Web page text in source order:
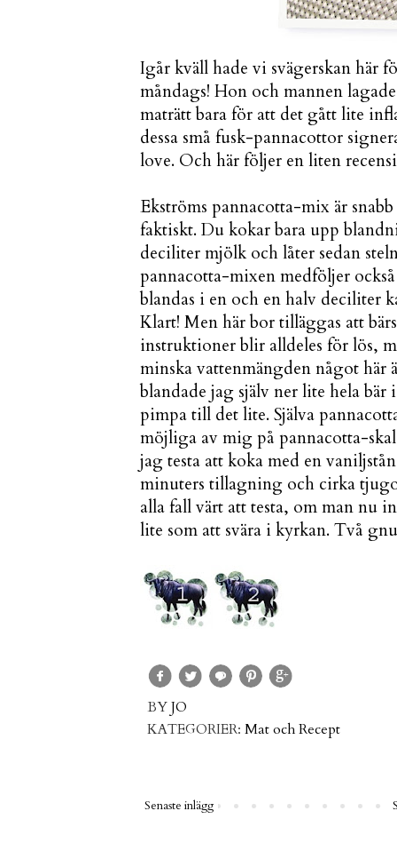
Igår kväll hade vi svägerskan här
måndags! Hon och mannen
maträtt bara för att det gått lite
dessa små fusk-pannacottor
love. Och här följer en liten
Ekströms pannacotta-mix är
faktiskt. Du kokar bara upp
deciliter mjölk och låter sedan
pannacotta-mixen medföljer
blandas i en och en halv deciliter
Klart! Men här bor tilläggas att
instruktioner blir alldeles för lös,
minska vattenmängden något här
blandade jag själv ner lite hela
pimpa till det lite. Själva
möjliga av mig på pannacotta-
jag testa att koka med en
minuters tillagning och cirka
alla fall värt att testa, om man nu
lite som att svära i kyrkan. Två
BYJO
KATEGORIER: Mat och Recept
Senaste inlägg